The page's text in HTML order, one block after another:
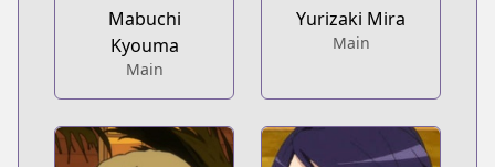
Mabuchi
Kyouma
Main
Yurizaki Mira
Main